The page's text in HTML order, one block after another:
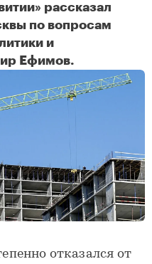
рассказал
по вопросам
и
Ефимов.
отказался от